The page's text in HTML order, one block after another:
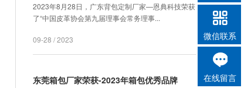
2023年8月28日，广东背包定制厂家—恩典科技荣获
了“中国皮革协会第九届理事会常务理事...
09-28 / 2023
东莞箱包厂家荣获-2023年箱包优秀品牌
微信联系
在线留言